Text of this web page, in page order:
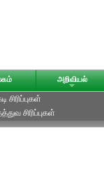
அறிவியல்
சிரிப்புகள்
சிரிப்புகள்